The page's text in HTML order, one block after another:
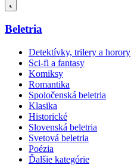
Beletria
Detektívky, trilery a horory
Sci-fi a fantasy
Komiksy
Romantika
Spoločenská beletria
Klasika
Historické
Slovenská beletria
Svetová beletria
Poézia
Ďalšie kategórie